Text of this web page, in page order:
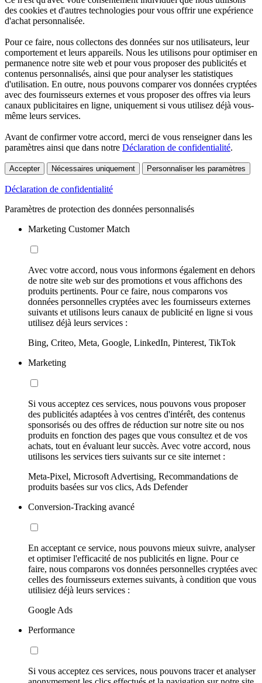
des cookies et d'autres technologies pour vous offrir une expérience
d'achat personnalisée.
Pour ce faire, nous collectons des données sur nos utilisateurs, leur
comportement et leurs appareils. Nous les utilisons pour optimiser en
permanence notre site web et pour vous proposer des publicités et
contenus personnalisés, ainsi que pour analyser les statistiques
d'utilisation. En outre, nous pouvons comparer vos données cryptées
avec des fournisseurs externes et vous proposer des offres via leurs
canaux publicitaires en ligne, uniquement si vous utilisez déjà vous-
même leurs services.
Avant de confirmer votre accord, merci de vous renseigner dans les
paramètres ainsi que dans notre Déclaration de confidentialité.
Accepter Nécessaires uniquement Personnaliser les paramètres
Déclaration de confidentialité
Paramètres de protection des données personnalisés
Marketing Customer Match
Avec votre accord, nous vous informons également en dehors
de notre site web sur des promotions et vous affichons des
produits pertinents. Pour ce faire, nous comparons vos
données personnelles cryptées avec les fournisseurs externes
suivants et utilisons leurs canaux de publicité en ligne si vous
utilisez déjà leurs services :
Bing, Criteo, Meta, Google, LinkedIn, Pinterest, TikTok
Marketing
Si vous acceptez ces services, nous pouvons vous proposer
des publicités adaptées à vos centres d'intérêt, des contenus
sponsorisés ou des offres de réduction sur notre site ou nos
produits en fonction des pages que vous consultez et de vos
achats, tout en évaluant leur succès. Avec votre accord, nous
utilisons les services tiers suivants sur ce site internet :
Meta-Pixel, Microsoft Advertising, Recommandations de
produits basées sur vos clics, Ads Defender
Conversion-Tracking avancé
En acceptant ce service, nous pouvons mieux suivre, analyser
et optimiser l'efficacité de nos publicités en ligne. Pour ce
faire, nous comparons vos données personnelles cryptées avec
celles des fournisseurs externes suivants, à condition que vous
utilisiez déjà leurs services :
Google Ads
Performance
Si vous acceptez ces services, nous pouvons tracer et analyser